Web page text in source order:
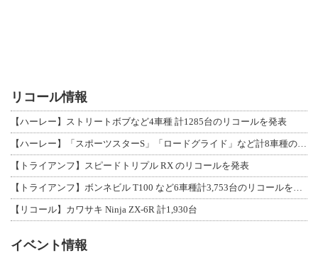
リコール情報
【ハーレー】ストリートボブなど4車種 計1285台のリコールを発表
【トライアンフ】スピードトリプル RX のリコールを発表
【リコール】カワサキ Ninja ZX-6R 計1,930台
イベント情報